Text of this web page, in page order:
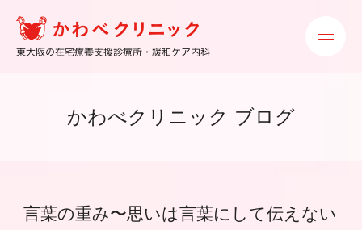
かわべクリニック ブログ
言葉の重み〜思いは言葉にして伝えない